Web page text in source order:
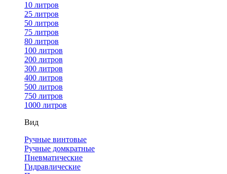
10 литров
25 литров
50 литров
75 литров
80 литров
100 литров
200 литров
300 литров
400 литров
500 литров
750 литров
1000 литров
Вид
Ручные винтовые
Ручные домкратные
Пневматические
Гидравлические